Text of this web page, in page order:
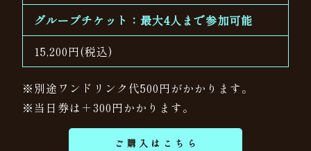
グループチケット：最大4人まで参加可能
15,200円(税込)
※別途ワンドリンク代500円がかかります。
※当日券は＋300円かかります。
ご購入はこちら